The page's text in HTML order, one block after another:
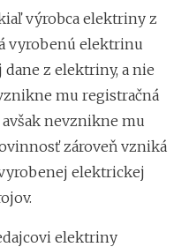
výrobca elektriny z
vyrobenú elektrinu
z elektriny, a nie
mu registračná
nevznikne mu
zároveň vzniká
elektrickej
elektriny